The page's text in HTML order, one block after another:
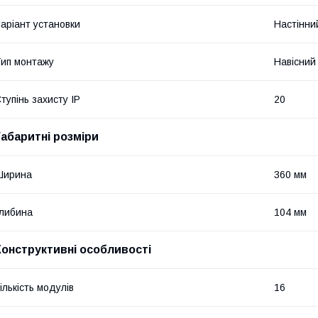
установки
монтажу Навісний
захисту IP 20
розміри
360 мм
104 мм
особливості
модулів 16